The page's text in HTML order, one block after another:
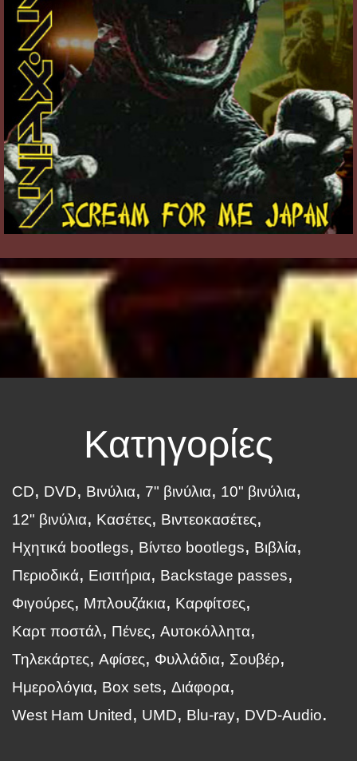
Κατηγορίες
CD DVD Βινύλια 7" βινύλια
10" βινύλια
12" βινύλια
Κασέτες
Βιντεοκασέτες
Ηχητικά bootlegs
Βίντεο bootlegs
Βιβλία
Περιοδικά
Εισιτήρια
Backstage passes
Φιγούρες
Μπλουζάκια
Καρφίτσες
Καρτ ποστάλ
Πένες
Αυτοκόλλητα
Τηλεκάρτες
Αφίσες Φυλλάδια
Σουβέρ
Ημερολόγια
Box sets
Διάφορα
West Ham United
UMD Blu-ray DVD-Audio